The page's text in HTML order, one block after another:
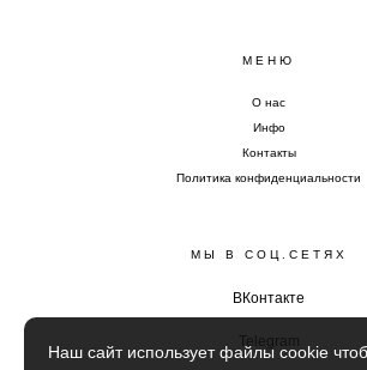
МЕНЮ
О нас
Инфо
Контакты
Политика конфиденциальности
МЫ В СОЦ.СЕТЯХ
ВКонтакте
Telegram
Наш сайт использует файлы cookie